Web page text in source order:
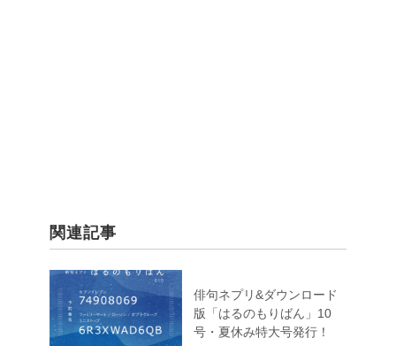
関連記事
俳句ネプリ&ダウンロード
版「はるのもりばん」10
号・夏休み特大号発行！